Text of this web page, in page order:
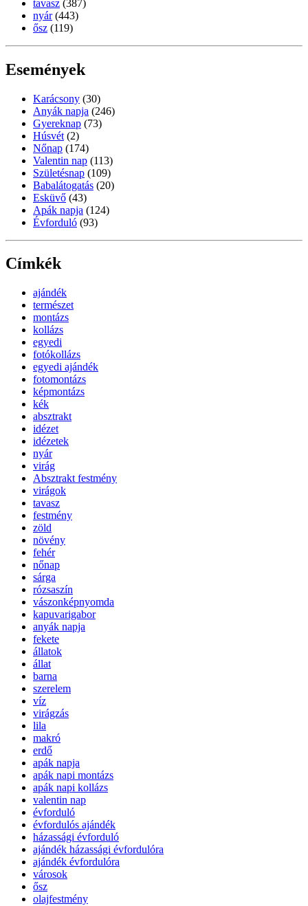
tavasz (387)
nyár (443)
ősz (119)
Események
Karácsony (30)
Anyák napja (246)
Gyereknap (73)
Húsvét (2)
Nőnap (174)
Valentin nap (113)
Születésnap (109)
Babalátogatás (20)
Esküvő (43)
Apák napja (124)
Évforduló (93)
Címkék
ajándék
természet
montázs
kollázs
egyedi
fotókollázs
egyedi ajándék
fotomontázs
képmontázs
kék
absztrakt
idézet
idézetek
nyár
virág
Absztrakt festmény
virágok
tavasz
festmény
zöld
növény
fehér
nőnap
sárga
rózsaszín
vászonképnyomda
kapuvarigabor
anyák napja
fekete
állatok
állat
barna
szerelem
víz
virágzás
lila
makró
erdő
apák napja
apák napi montázs
apák napi kollázs
valentin nap
évforduló
évfordulós ajándék
házassági évforduló
ajándék házassági évfordulóra
ajándék évfordulóra
városok
ősz
olajfestmény